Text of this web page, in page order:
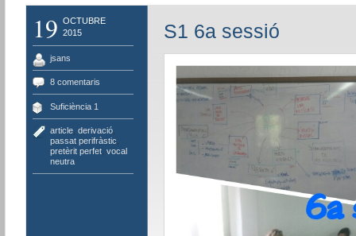
19 OCTUBRE
2015
jsans
8 comentaris
Suficiència 1
article, derivació,
passat perifràstic
pretèrit perfet, vocal
neutra
S1 6a sessió